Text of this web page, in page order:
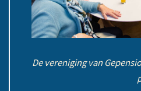
De vereniging van